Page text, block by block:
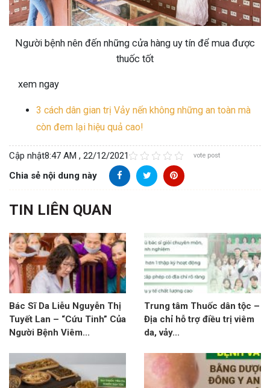
Người bệnh nên đến những cửa hàng uy tín để mua được
thuốc tốt
xem ngay
3 cách dân gian trị Vảy nến không những an toàn mà
còn đem lại hiệu quả cao!
Cập nhật8:47 AM , 22/12/2021 vote post
Chia sẻ nội dung này
TIN LIÊN QUAN
Bác Sĩ Da Liễu Nguyễn Thị
Tuyết Lan – “Cứu Tinh” Của
Người Bệnh Viêm...
Trung tâm Thuốc dân tộc –
Địa chỉ hỗ trợ điều trị viêm
da, vảy...